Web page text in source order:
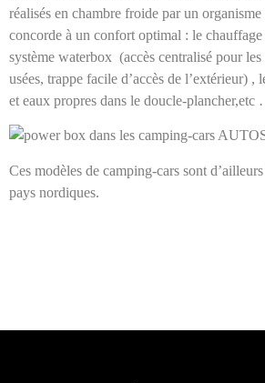
réalisés en chambre froide par un
concorde à un confort optimal : le
système waterbox (accès centralisé pour les
usées, trappe facile d’accès de l’extérieur) ,
et eaux propres dans le doucle-plancher,etc
Ces modèles de camping-cars sont
pays nordiques.